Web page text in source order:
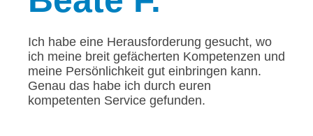
Ich habe eine Herausforderung gesucht, wo
ich meine breit gefächerten Kompetenzen und
meine Persönlichkeit gut einbringen kann.
Genau das habe ich durch euren
kompetenten Service gefunden.